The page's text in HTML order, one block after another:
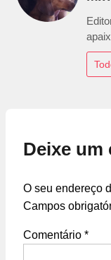
Deixe um
O seu endereço
Campos
Comentário *